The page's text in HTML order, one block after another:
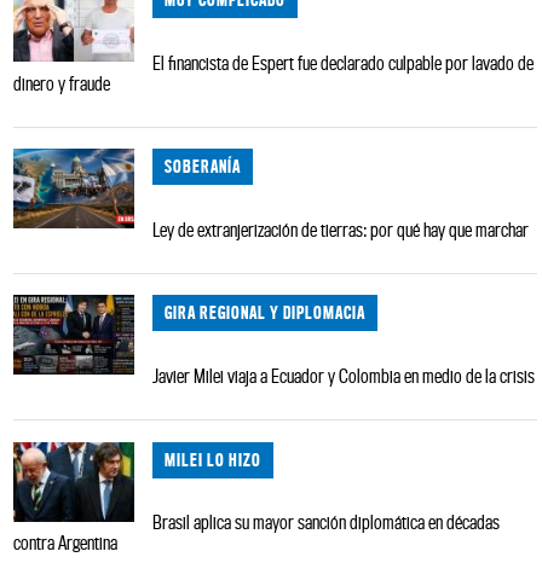
El financista de Espert fue declarado culpable por lavado de
dinero y fraude
SOBERANÍA
Ley de extranjerización de tierras: por qué hay que marchar
GIRA REGIONAL Y DIPLOMACIA
Javier Milei viaja a Ecuador y Colombia en medio de la crisis
MILEI LO HIZO
Brasil aplica su mayor sanción diplomática en décadas
contra Argentina